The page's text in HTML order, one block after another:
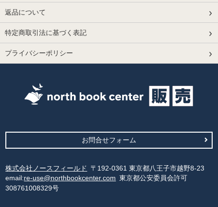
返品について
特定商取引法に基づく表記
プライバシーポリシー
お問合せフォーム
株式会社ノースフィールド
〒192-0361 東京都八王子市越野8-23
email:re-use@northbookcenter.com 東京都公安委員会許可
308761008329号